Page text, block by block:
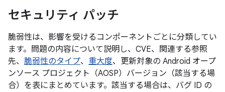
セキュリティ パッチ
脆弱性は、影響を受けるコンポーネントごとに分類してい
ます。問題の内容について説明し、CVE、関連する参照
先、 脆弱性のタイプ、 重大度、更新対象の Android オープ
ンソース プロジェクト（AOSP）バージョン（該当する場
合）を表にまとめています。該当する場合は、バグ ID の